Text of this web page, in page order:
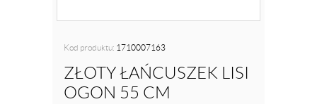
Kod produktu: 1710007163
ZŁOTY ŁAŃCUSZEK LISI
OGON 55 CM